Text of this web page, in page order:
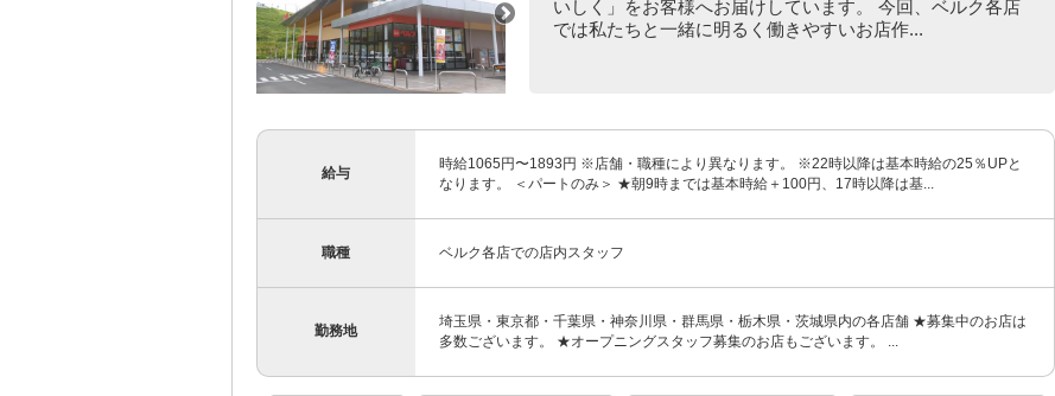
いしく」をお客様へお届けしています。 今回、ベルク各店
では私たちと一緒に明るく働きやすいお店作...
給与
時給1065円〜1893円 ※店舗・職種により異なります。 ※22時以降は基本時給の25％UPと
なります。 ＜パートのみ＞ ★朝9時までは基本時給＋100円、17時以降は基...
職種 ベルク各店での店内スタッフ
勤務地
埼玉県・東京都・千葉県・神奈川県・群馬県・栃木県・茨城県内の各店舗 ★募集中のお店は
多数ございます。 ★オープニングスタッフ募集のお店もございます。 ...